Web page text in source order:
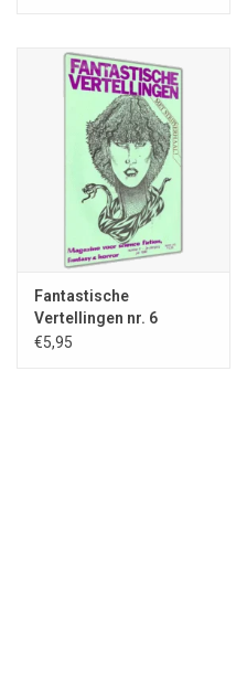
onder meer Remco Meisner,
C. Raasveld, Daniel Corti, Rob
verscheidene
Fantastische
Vertellingen nr. 6
€5,95